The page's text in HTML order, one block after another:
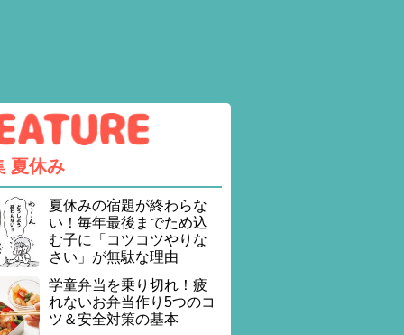
夏休み
夏休みの宿題が終わらな
い！毎年最後までため込
む子に「コツコツやりな
さい」が無駄な理由
学童弁当を乗り切れ！疲
れないお弁当作り5つのコ
ツ＆安全対策の基本